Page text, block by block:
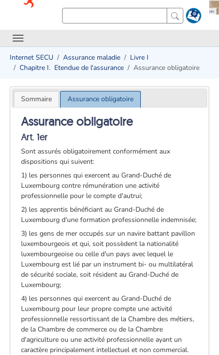
Internet SECU Assurance maladie
Livre I
Chapitre I. ­ Etendue de l'assurance
Assurance obligatoire
Sommaire Assurance obligatoire
Assurance obligatoire
Art. 1er
Sont assurés obligatoirement conformément aux
dispositions qui suivent:
1) les personnes qui exercent au Grand-Duché de
Luxembourg contre rémunération une activité
professionnelle pour le compte d'autrui;
2) les apprentis bénéficiant au Grand-Duché de
Luxembourg d'une formation professionnelle indemnisée;
3) les gens de mer occupés sur un navire battant pavillon
luxembourgeois et qui, soit possèdent la nationalité
luxembourgeoise ou celle d'un pays avec lequel le
Luxembourg est lié par un instrument bi- ou multilatéral
de sécurité sociale, soit résident au Grand-­Duché de
Luxembourg;
4) les personnes qui exercent au Grand-Duché de
Luxembourg pour leur propre compte une activité
professionnelle ressortissant de la Chambre des métiers,
de la Chambre de commerce ou de la Chambre
d'agriculture ou une activité professionnelle ayant un
caractère principalement intellectuel et non commercial.